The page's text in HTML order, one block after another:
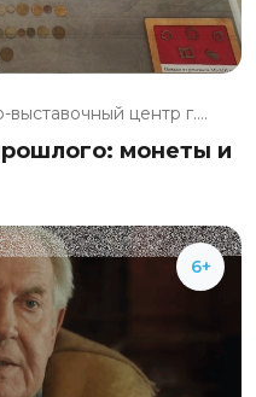
выставочный центр г....
монеты и
6+